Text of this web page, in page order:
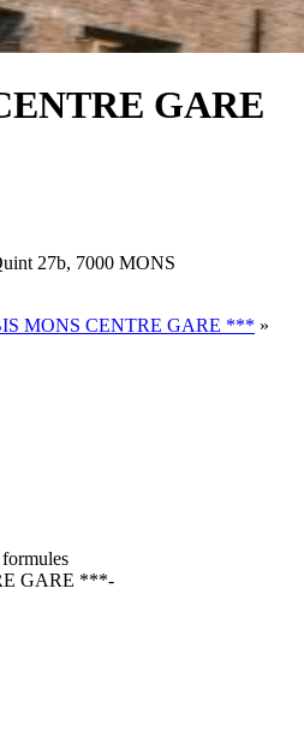
GARE
27b, 7000 MONS
MONS CENTRE GARE *** »
GARE ***-